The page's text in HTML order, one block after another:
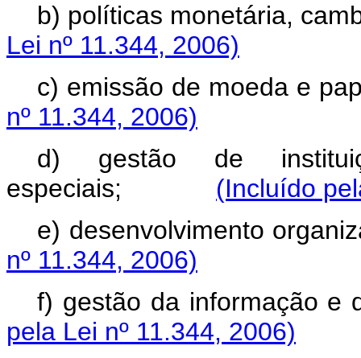
b) políticas monetária,
Lei nº 11.344, 2006)
c) emissão de moeda
nº 11.344, 2006)
d) gestão de
especiais; (Incluído
e) desenvolvimento
nº 11.344, 2006)
f) gestão da
pela Lei nº 11.344, 2006)